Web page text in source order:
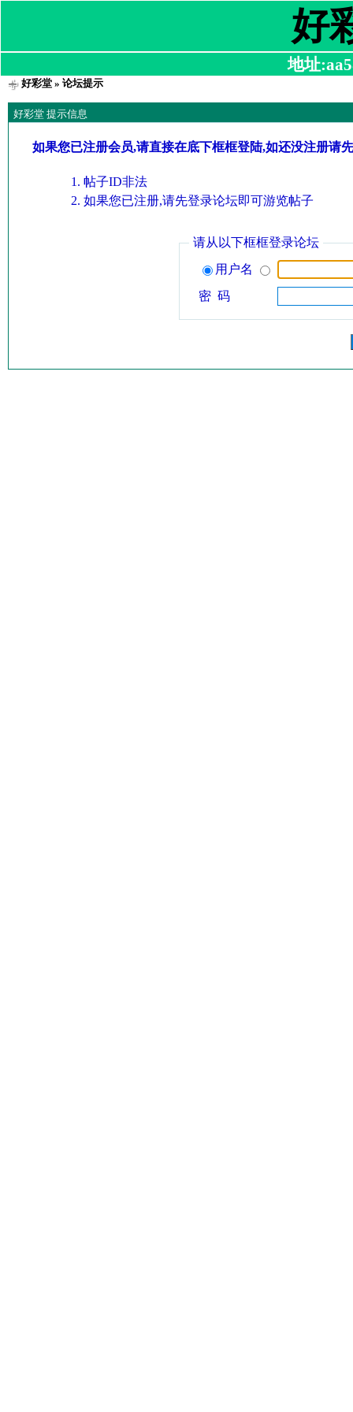
好
地址
好彩堂» 论坛提示
好彩堂 提示信息
如果您已注册会员,请直接在底下框框登陆,如还没注册请
帖子ID非法
如果您已注册,请先登录论坛即可游览帖子
请从以下框框登录论坛
用户名
密 码